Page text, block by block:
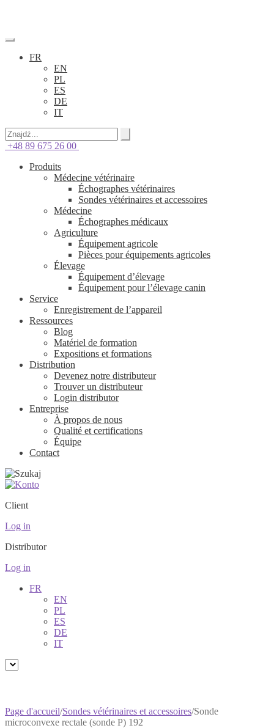
FR
EN
PL
ES
DE
IT
+48 89 675 26 00
Produits
Médecine vétérinaire
Échographes vétérinaires
Sondes vétérinaires et accessoires
Médecine
Échographes médicaux
Agriculture
Équipement agricole
Pièces pour équipements agricoles
Élevage
Équipement d’élevage
Équipement pour l’élevage canin
Service
Enregistrement de l’appareil
Ressources
Blog
Matériel de formation
Expositions et formations
Distribution
Devenez notre distributeur
Trouver un distributeur
Login distributor
Entreprise
À propos de nous
Qualité et certifications
Équipe
Contact
Client
Log in
Distributor
Log in
FR
EN
PL
ES
DE
IT
Page d'accueil/Sondes vétérinaires et accessoires/Sonde
microconvexe rectale (sonde P) 192